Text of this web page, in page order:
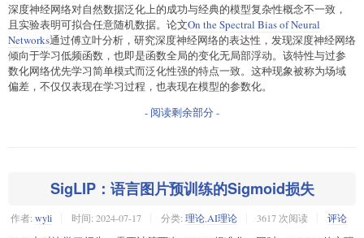
深度神经网络对自然数据泛化上的成功与经典的模型复杂性概念不一致，
且实验表明可拟合任意随机数据。论文On the Spectral Bias of Neural
Networks通过傅立叶分析，研究深度神经网络的表达性，发现深度神经网络
倾向于学习低频函数，也即是函数全局的变化无局部浮动。该特性与过参
数化网络优先学习简单模式而泛化性强的特点一致。这种现象被称为场域
偏差，不仅仅表现在学习过程，也表现在模型的参数化。
- 阅读剩余部分 -
SigLIP：语言图片预训练的Sigmoid损失
作者: wyli 时间: 2024-07-17 分类: 理论 AI理论 3617 次阅读 评论